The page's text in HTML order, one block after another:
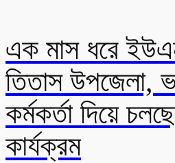
এক মাস ধরে
তিতাস উপজেলা,
কর্মকর্তা দিয়ে
কার্যক্রম